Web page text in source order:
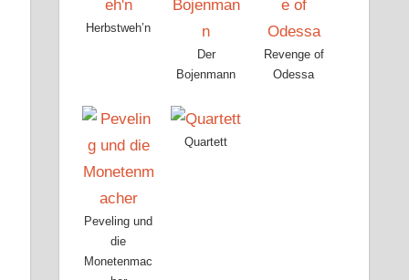
Herbstweh’n
Der
Bojenmann
Revenge of
Odessa
Peveling und
die
Monetenmac
Quartett